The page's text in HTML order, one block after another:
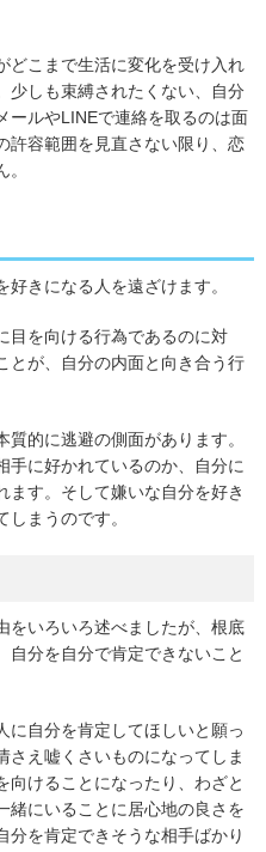
どこまで生活に変化を受け入れ
少しも束縛されたくない、自分
ールやLINEで連絡を取るのは面
許容範囲を見直さない限り、恋
きになる人を遠ざけます。
目を向ける行為であるのに対
とが、自分の内面と向き合う行
的に逃避の側面があります。
手に好かれているのか、自分に
ます。そして嫌いな自分を好き
まうのです。
をいろいろ述べましたが、根底
自分を自分で肯定できないこと
に自分を肯定してほしいと願っ
さえ嘘くさいものになってしま
向けることになったり、わざと
緒にいることに居心地の良さを
分を肯定できそうな相手ばかり